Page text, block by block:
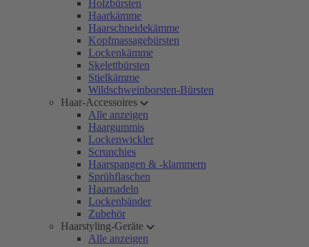
Holzbürsten
Haarkämme
Haarschneidekämme
Kopfmassagebürsten
Lockenkämme
Skelettbürsten
Stielkämme
Wildschweinborsten-Bürsten
Haar-Accessoires
Alle anzeigen
Haargummis
Lockenwickler
Scrunchies
Haarspangen & -klammern
Sprühflaschen
Haarnadeln
Lockenbänder
Zubehör
Haarstyling-Geräte
Alle anzeigen